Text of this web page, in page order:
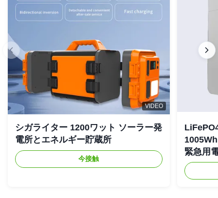
VIDEO
シガライター 1200ワット ソーラー発
電所とエネルギー貯蔵所
今接触
緊急用